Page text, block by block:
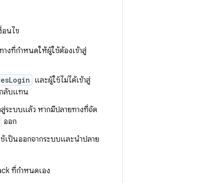
นไข
างที่กำหนดให้ผู้ใช้ต้องเข้าสู่
และผู้ใช้ไม่ได้เข้าสู่
ลับแทน
ระบบแล้ว หากมีปลายทางที่จัด
ออก
เป็นออกจากระบบและนำปลาย
ที่กำหนดเอง